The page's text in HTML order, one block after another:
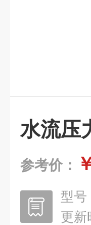
水流压
参考价：
型号
更新